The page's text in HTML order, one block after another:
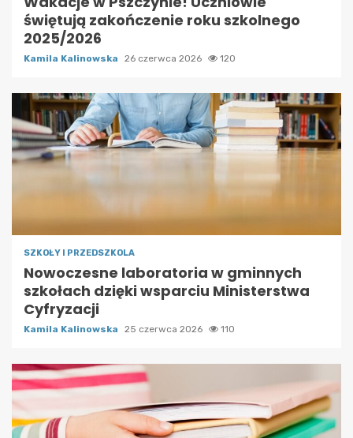
świętują zakończenie roku szkolnego
2025/2026
Kamila Kalinowska 26 czerwca 2026 120
SZKOŁY I PRZEDSZKOLA
Nowoczesne laboratoria w gminnych
szkołach dzięki wsparciu Ministerstwa
Cyfryzacji
Kamila Kalinowska 25 czerwca 2026 110